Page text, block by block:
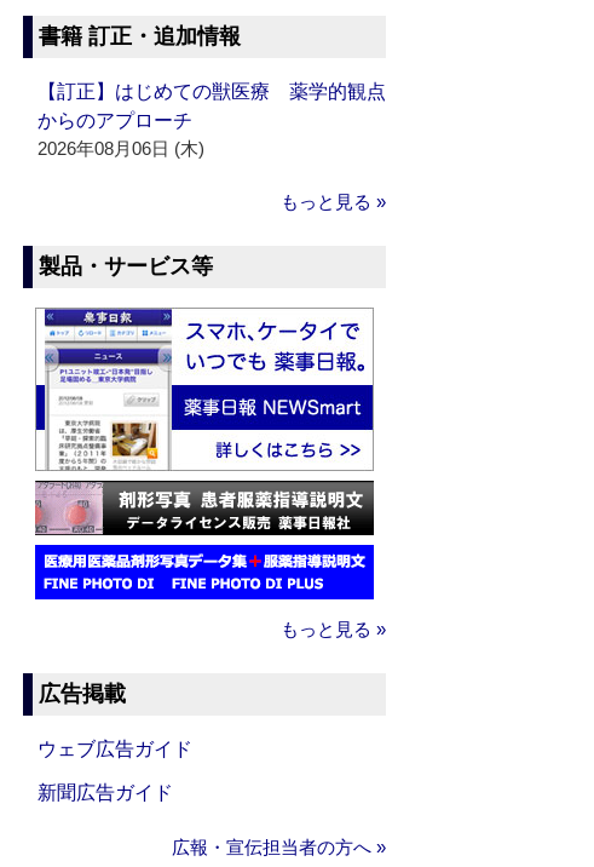
書籍 訂正・追加情報
【訂正】はじめての獣医療 薬学的観点
からのアプローチ
2026年08月06日 (木)
もっと見る »
製品・サービス等
もっと見る »
広告掲載
ウェブ広告ガイド
新聞広告ガイド
広報・宣伝担当者の方へ »